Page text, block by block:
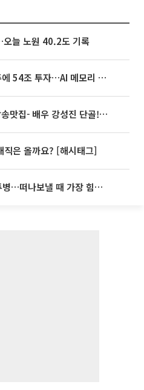
늘 노원 40.2도 기록
SK하이닉스, 용인·청주에 54조 투자…AI 메모리 생산기지 키운다
'2TV 생생정보' 오늘방송맛집- 배우 강성진 단골! 쌀국수ㆍ푸팟퐁 커리 맛집 '블○○○'
은 올까요? [해시태그]
차인표 "동생 구강암 투병…떠나보낼 때 가장 힘들었다”